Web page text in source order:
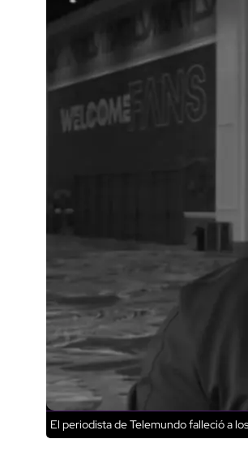
El periodista de Telemundo falleció a